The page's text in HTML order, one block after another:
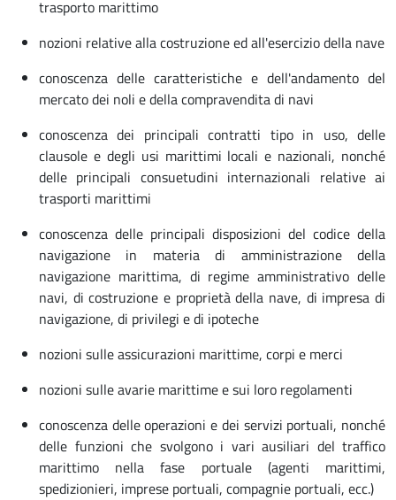
trasporto marittimo
nozioni relative alla costruzione ed all'esercizio della nave
conoscenza delle caratteristiche e dell'andamento del
mercato dei noli e della compravendita di navi
conoscenza dei principali contratti tipo in uso, delle
clausole e degli usi marittimi locali e nazionali, nonché
delle principali consuetudini internazionali relative ai
trasporti marittimi
conoscenza delle principali disposizioni del codice della
navigazione in materia di amministrazione della
navigazione marittima, di regime amministrativo delle
navi, di costruzione e proprietà della nave, di impresa di
navigazione, di privilegi e di ipoteche
nozioni sulle assicurazioni marittime, corpi e merci
nozioni sulle avarie marittime e sui loro regolamenti
conoscenza delle operazioni e dei servizi portuali, nonché
delle funzioni che svolgono i vari ausiliari del traffico
marittimo nella fase portuale (agenti marittimi,
spedizionieri, imprese portuali, compagnie portuali, ecc.)